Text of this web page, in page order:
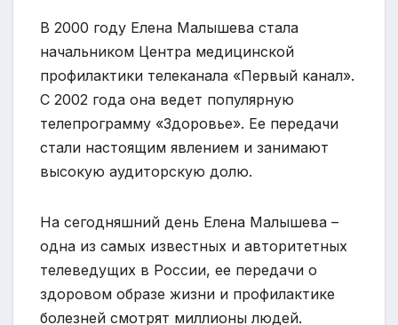
В 2000 году Елена Малышева стала
начальником Центра медицинской
профилактики телеканала «Первый канал».
С 2002 года она ведет популярную
телепрограмму «Здоровье». Ее передачи
стали настоящим явлением и занимают
высокую аудиторскую долю.
На сегодняшний день Елена Малышева –
одна из самых известных и авторитетных
телеведущих в России, ее передачи о
здоровом образе жизни и профилактике
болезней смотрят миллионы людей.